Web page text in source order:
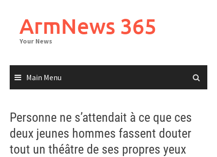
contentArmNews 365
Your News
Main Menu
Personne ne s’attendait à ce que ces
deux jeunes hommes fassent douter
tout un théâtre de ses propres yeux